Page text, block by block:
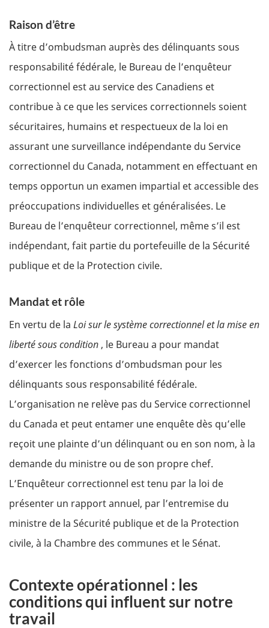
Raison d’être
À titre d’ombudsman auprès des délinquants sous
responsabilité fédérale, le Bureau de l’enquêteur
correctionnel est au service des Canadiens et
contribue à ce que les services correctionnels soient
sécuritaires, humains et respectueux de la loi en
assurant une surveillance indépendante du Service
correctionnel du Canada, notamment en effectuant en
temps opportun un examen impartial et accessible des
préoccupations individuelles et généralisées. Le
Bureau de l’enquêteur correctionnel, même s’il est
indépendant, fait partie du portefeuille de la Sécurité
publique et de la Protection civile.
Mandat et rôle
En vertu de la Loi sur le système correctionnel et la mise en
liberté sous condition , le Bureau a pour mandat
d’exercer les fonctions d’ombudsman pour les
délinquants sous responsabilité fédérale.
L’organisation ne relève pas du Service correctionnel
du Canada et peut entamer une enquête dès qu’elle
reçoit une plainte d’un délinquant ou en son nom, à la
demande du ministre ou de son propre chef.
L’Enquêteur correctionnel est tenu par la loi de
présenter un rapport annuel, par l’entremise du
ministre de la Sécurité publique et de la Protection
civile, à la Chambre des communes et le Sénat.
Contexte opérationnel : les
conditions qui influent sur notre
travail